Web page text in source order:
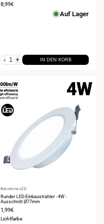
Verkaufspreis
8,99€
Auf Lager
- + IN DEN KORB
Anbieter:
Barcelona LED
Runder LED-Einbaustrahler - 4W -
Ausschnitt Ø77mm
Verkaufspreis
1,99€
Lichtfarbe